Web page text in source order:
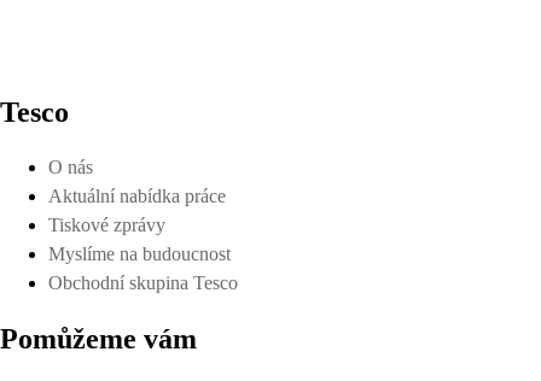
Tesco
O nás
Aktuální nabídka práce
Tiskové zprávy
Myslíme na budoucnost
Obchodní skupina Tesco
Pomůžeme vám